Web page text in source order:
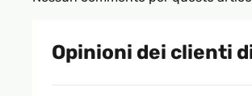
Opinioni dei clienti